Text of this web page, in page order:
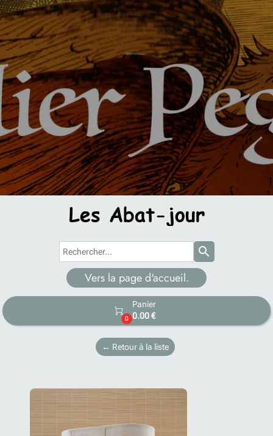
Les Abat-jour
search
Vers la page d'accueil.

0
Panier
0.00 €
← Retour à la liste